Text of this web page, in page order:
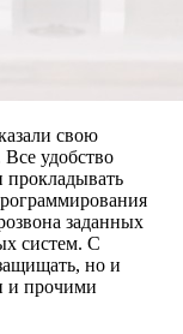
свою
удобство
прокладывать
заданных
систем. С
но и
и прочими